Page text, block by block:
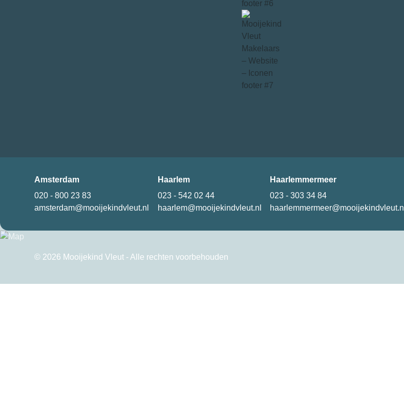
Amsterdam
020 - 800 23 83
amsterdam@mooijekindvleut.nl
Haarlem
023 - 542 02 44
haarlem@mooijekindvleut.nl
Haarlemmermeer
023 - 303 34 84
haarlemmermeer@mooijekindvleut.nl
© 2026 Mooijekind Vleut - Alle rechten voorbehouden